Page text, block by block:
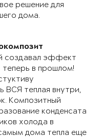
решение для
дома.
создавал эффект
в прошлом!
ВСЯ теплая внутри,
Композитный
конденсата
холода в
дома тепла еще